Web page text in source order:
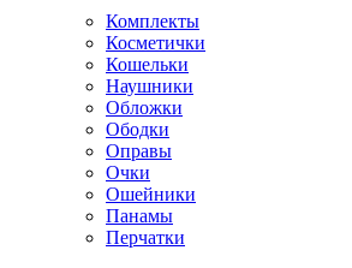
Комплекты
Косметички
Кошельки
Наушники
Обложки
Ободки
Оправы
Очки
Ошейники
Панамы
Перчатки